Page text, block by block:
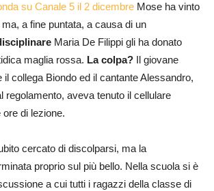
su Canale 5 il 2 dicembre Mose ha vinto
a fine puntata, a causa di un
Maria De Filippi gli ha donato
maglia rossa. La colpa? Il giovane
collega Biondo ed il cantante Alessandro,
regolamento, aveva tenuto il cellulare
di lezione.
cercato di discolparsi, ma la
proprio sul più bello. Nella scuola si è
a cui tutti i ragazzi della classe di